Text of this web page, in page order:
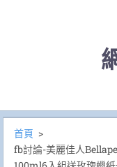
首頁 >
fb討論-美麗佳人